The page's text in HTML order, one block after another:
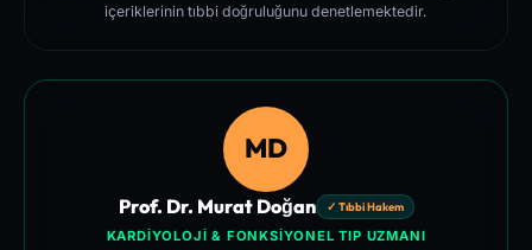
içeriklerinin tıbbi doğruluğunu denetlemektedir.
MD
Prof. Dr. Murat Doğan ✓ Tıbbi Hakem
KARDIYOLOJI & FONKSIYONEL TIP UZMANI